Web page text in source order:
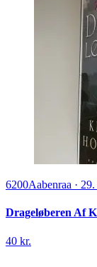
6200Aabenraa · 29.
Drageløberen Af
40 kr.